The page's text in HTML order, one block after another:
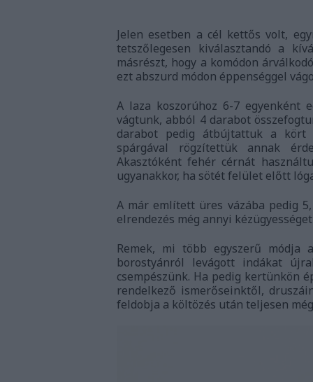
Jelen esetben a cél kettős volt,
tetszőlegesen kiválasztandó a
másrészt, hogy a komódon
ezt abszurd módon éppenséggel
A laza koszorúhoz 6-7 egyenként
vágtunk, abból 4 darabot
darabot pedig átbújtattuk a kört
spárgával rögzítettük annak
Akasztóként fehér cérnát
ugyanakkor, ha sötét felület előtt
A már említett üres vázába pedig
elrendezés még annyi
Remek, mi több egyszerű
borostyánról levágott indákat
csempészünk. Ha pedig kertünkön
rendelkező ismerőseinktől,
feldobja a költözés után teljesen